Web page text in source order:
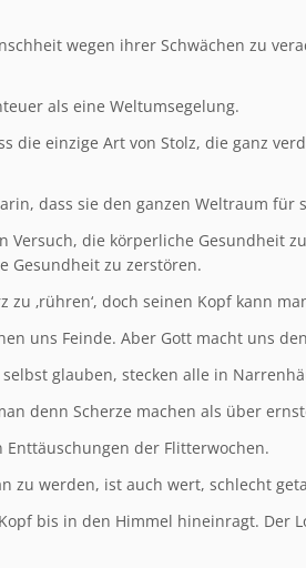
wegen ihrer Schwächen zu
als eine Weltumsegelung.
die einzige Art von Stolz, die ganz
dass sie den ganzen Weltraum für
Versuch, die körperliche Gesundheit
Gesundheit zu zerstören.
zu ‚rühren‘, doch seinen Kopf kann
uns Feinde. Aber Gott macht uns
glauben, stecken alle in
denn Scherze machen als über
Enttäuschungen der Flitterwochen.
zu werden, ist auch wert, schlecht
bis in den Himmel hineinragt. Der